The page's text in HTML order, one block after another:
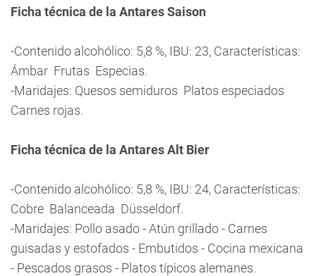
Ficha técnica de la Antares Saison
-Contenido alcohólico: 5,8 %, IBU: 23, Características:
Ámbar  Frutas  Especias.
-Maridajes: Quesos semiduros  Platos especiados 
Carnes rojas.
Ficha técnica de la Antares Alt Bier
-Contenido alcohólico: 5,8 %, IBU: 24, Características:
Cobre  Balanceada  Düsseldorf.
-Maridajes: Pollo asado - Atún grillado - Carnes
guisadas y estofados - Embutidos - Cocina mexicana
- Pescados grasos - Platos típicos alemanes.